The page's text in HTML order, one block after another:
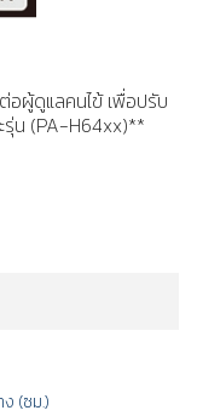
อผู้ดูแลคนไข้ เพื่อปรับ
รุ่น (PA-H64xx)**
(ซม.)